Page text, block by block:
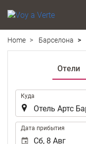
Home Барселона
Отели
Куда
Дата прибытия